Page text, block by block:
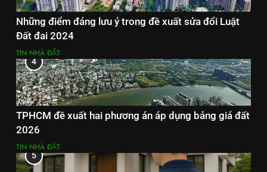
Những điểm đáng lưu ý trong đề xuất sửa đổi Luật
Đất đai 2024
TIN NHÀ ĐẤT
4
TPHCM đề xuất hai phương án áp dụng bảng giá đất
2026
TIN NHÀ ĐẤT
5